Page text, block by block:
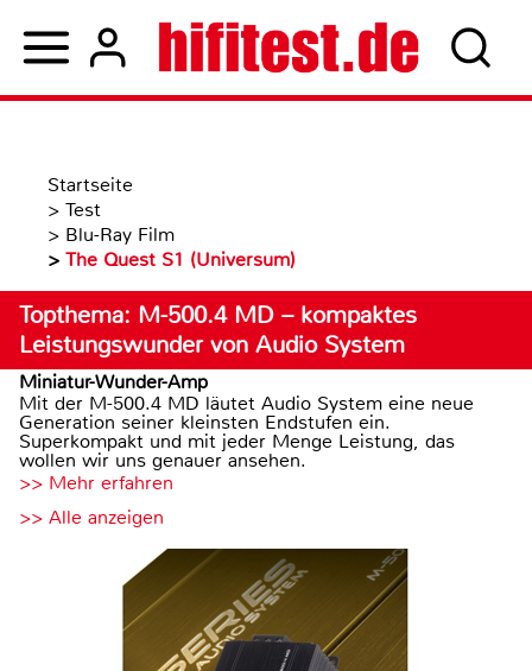
Startseite
> Test
> Blu-Ray Film
> The Quest S1 (Universum)
Topthema: M-500.4 MD – kompaktes
Leistungswunder von Audio System
Miniatur-Wunder-Amp
Mit der M-500.4 MD läutet Audio System eine neue
Generation seiner kleinsten Endstufen ein.
Superkompakt und mit jeder Menge Leistung, das
wollen wir uns genauer ansehen.
>> Mehr erfahren
>> Alle anzeigen